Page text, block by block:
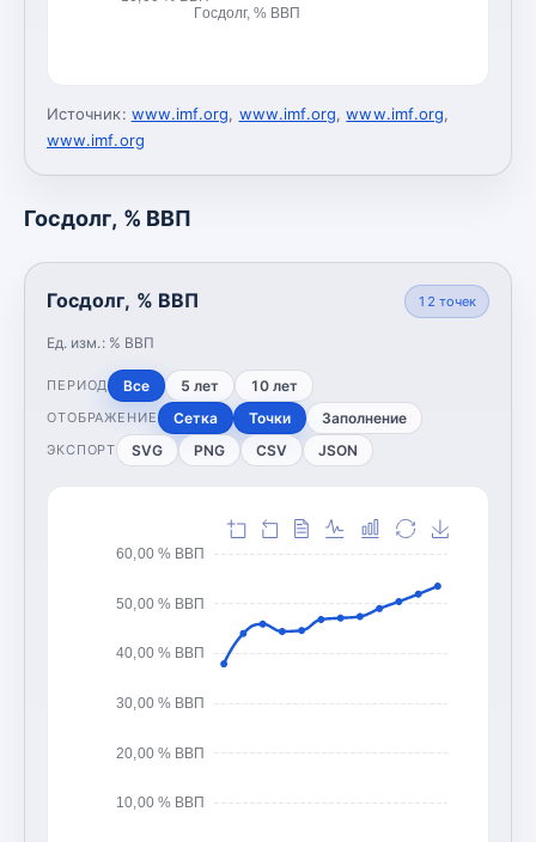
Госдолг, % ВВП
Источник: www.imf.org, www.imf.org,www.imf.org,
www.imf.org
Госдолг, % ВВП
Госдолг, % ВВП
Ед. изм.: % ВВП
12 точек
ПЕРИОД Все 5 лет 10 лет
ОТОБРАЖЕНИЕ Сетка Точки Заполнение
ЭКСПОРТ SVG PNG CSV JSON
10,00 % ВВП
20,00 % ВВП
30,00 % ВВП
40,00 % ВВП
50,00 % ВВП
60,00 % ВВП